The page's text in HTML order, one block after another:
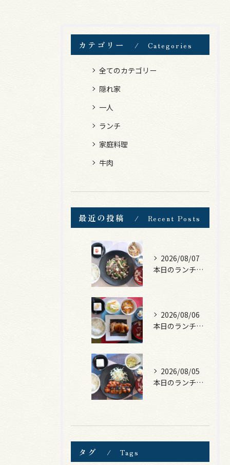
カテゴリー Categories
全てのカテゴリー
隠れ家
一人
ランチ
家庭料理
牛肉
最近の投稿 Recent Posts
2026/08/07
本日のランチは、黒毛和牛のチャプチェ！
2026/08/06
本日のランチは、照焼きチキン！
2026/08/05
本日のランチは、ロース豚カツ梅はさみ！
タグ Tags